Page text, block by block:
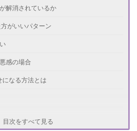
解消されているか
がいいパターン
感の場合
なる方法とは
目次をすべて見る